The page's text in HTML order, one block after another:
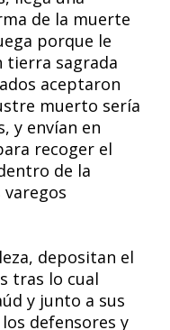
de la muerte
porque le
tierra sagrada
aceptaron
muerto sería
y envían en
recoger el
de la
depositan el
tras lo cual
y junto a sus
defensores y